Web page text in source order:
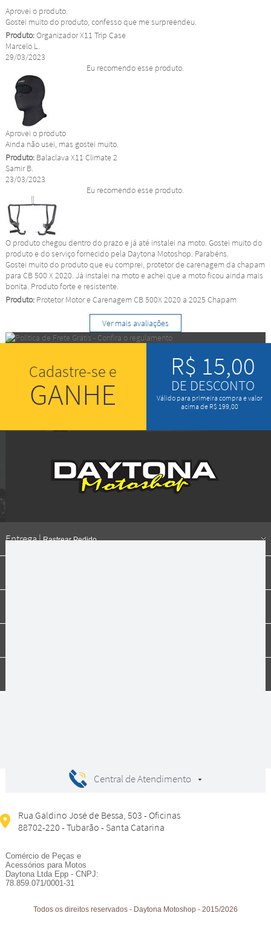
Aprovei o produto.
Gostei muito do produto, confesso que me surpreendeu.
Produto:Organizador X11 Trip Case
Marcelo L.
29/03/2023
Eu recomendo esse produto.
Aprovei o produto
Ainda não usei, mas gostei muito.
Produto:Balaclava X11 Climate 2
Samir B.
23/03/2023
Eu recomendo esse produto.
O produto chegou dentro do prazo e já até instalei na moto. Gostei muito do
produto e do serviço fornecido pela Daytona Motoshop. Parabéns.
Gostei muito do produto que eu comprei, protetor de carenagem da chapam
para CB 500 X 2020. Já instalei na moto e achei que a moto ficou ainda mais
bonita. Produto forte e resistente.
Produto:Protetor Motor e Carenagem CB 500X 2020 a 2025 Chapam
Ver mais avaliações
Cadastre-se e
GANHE
R$ 15,00
DE DESCONTO
Válido para primeira compra e valor
acima de R$ 199,00
Entrega |Rastrear Pedido
Central de Atendimento
Rua Galdino José de Bessa, 503 - Oficinas
88702-220 - Tubarão - Santa Catarina
Comércio de Peças e
Acessórios para Motos
Daytona Ltda Epp - CNPJ:
78.859.071/0001-31
Todos os direitos reservados -Daytona Motoshop -2015/2026